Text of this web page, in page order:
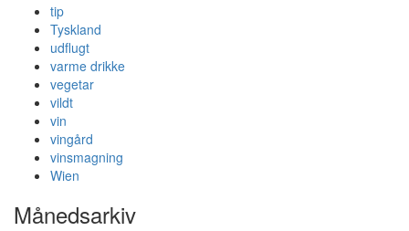
tip
Tyskland
udflugt
varme drikke
vegetar
vildt
vin
vingård
vinsmagning
Wien
Månedsarkiv